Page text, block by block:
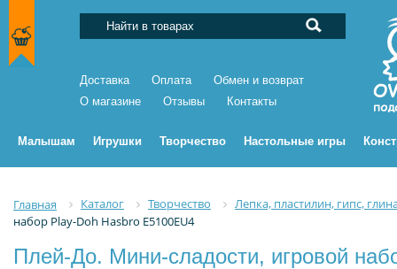
Доставка Оплата
Обмен и возврат
О магазине
Отзывы Контакты
Малышам Игрушки Творчество Настольные игры
Главная Каталог Творчество
Лепка, пластилин, гипс,
набор Play-Doh Hasbro E5100EU4
Плей-До. Мини-сладости, игровой